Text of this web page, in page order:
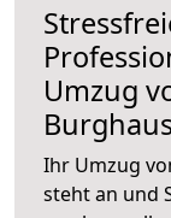
Umzug
Ihr Umzug
steht an und